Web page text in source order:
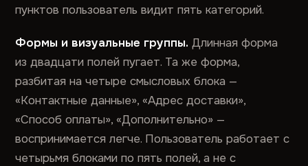
пунктов пользователь видит пять категорий.
Формы и визуальные группы. Длинная форма
из двадцати полей пугает. Та же форма,
разбитая на четыре смысловых блока —
«Контактные данные», «Адрес доставки»,
«Способ оплаты», «Дополнительно» —
воспринимается легче. Пользователь работает с
четырьмя блоками по пять полей, а не с